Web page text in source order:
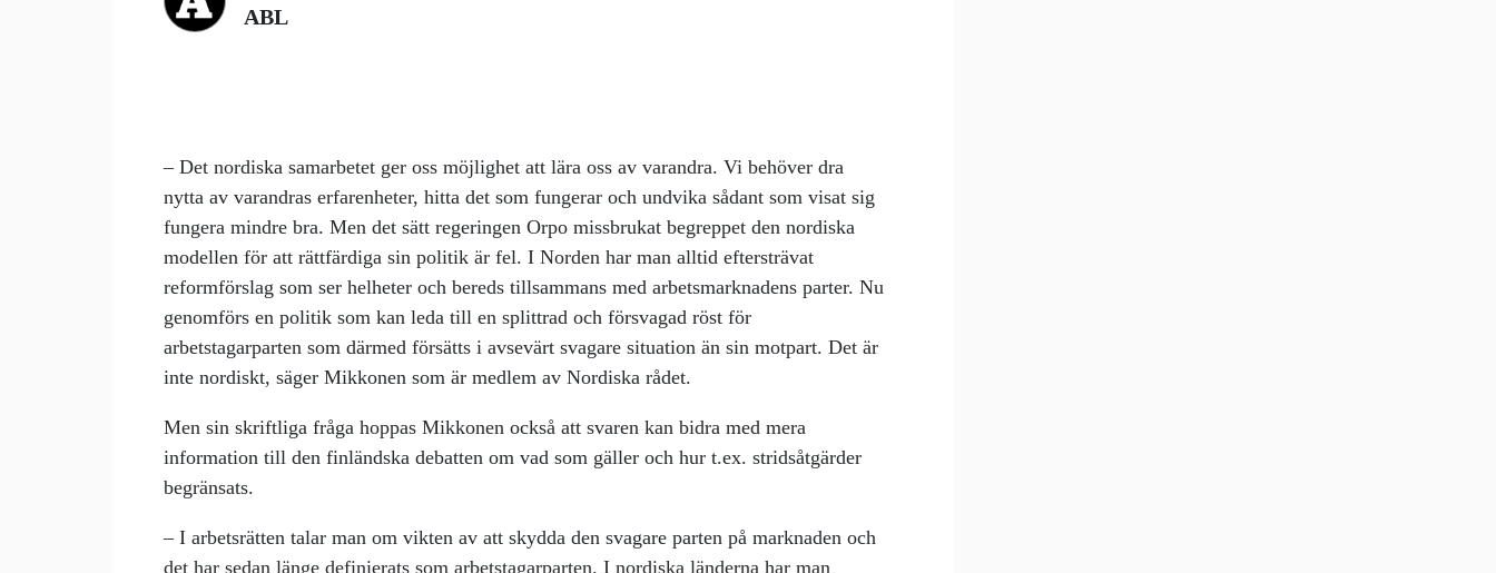
ABL
– Det nordiska samarbetet ger oss möjlighet att lära oss av varandra. Vi behöver dra
nytta av varandras erfarenheter, hitta det som fungerar och undvika sådant som visat sig
fungera mindre bra. Men det sätt regeringen Orpo missbrukat begreppet den nordiska
modellen för att rättfärdiga sin politik är fel. I Norden har man alltid eftersträvat
reformförslag som ser helheter och bereds tillsammans med arbetsmarknadens parter. Nu
genomförs en politik som kan leda till en splittrad och försvagad röst för
arbetstagarparten som därmed försätts i avsevärt svagare situation än sin motpart. Det är
inte nordiskt, säger Mikkonen som är medlem av Nordiska rådet.
Men sin skriftliga fråga hoppas Mikkonen också att svaren kan bidra med mera
information till den finländska debatten om vad som gäller och hur t.ex. stridsåtgärder
begränsats.
– I arbetsrätten talar man om vikten av att skydda den svagare parten på marknaden och
det har sedan länge definierats som arbetstagarparten. I nordiska länderna har man